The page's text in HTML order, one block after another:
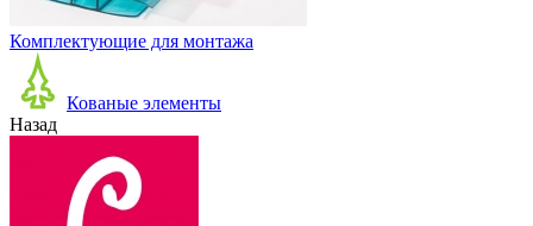
Комплектующие для монтажа
Кованые элементы
Назад